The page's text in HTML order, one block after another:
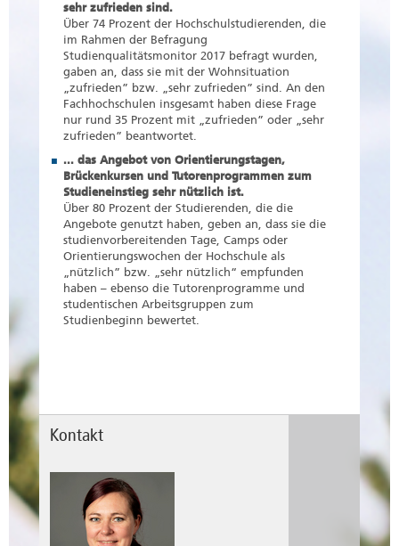
sehr zufrieden sind.
Über 74 Prozent der Hochschulstudierenden, die
im Rahmen der Befragung
Studienqualitätsmonitor 2017 befragt wurden,
gaben an, dass sie mit der Wohnsituation
„zufrieden” bzw. „sehr zufrieden” sind. An den
Fachhochschulen insgesamt haben diese Frage
nur rund 35 Prozent mit „zufrieden” oder „sehr
zufrieden” beantwortet.
... das Angebot von Orientierungstagen,
Brückenkursen und Tutorenprogrammen zum
Studieneinstieg sehr nützlich ist.
Über 80 Prozent der Studierenden, die die
Angebote genutzt haben, geben an, dass sie die
studienvorbereitenden Tage, Camps oder
Orientierungswochen der Hochschule als
„nützlich” bzw. „sehr nützlich“ empfunden
haben – ebenso die Tutorenprogramme und
studentischen Arbeitsgruppen zum
Studienbeginn bewertet.
Kontakt